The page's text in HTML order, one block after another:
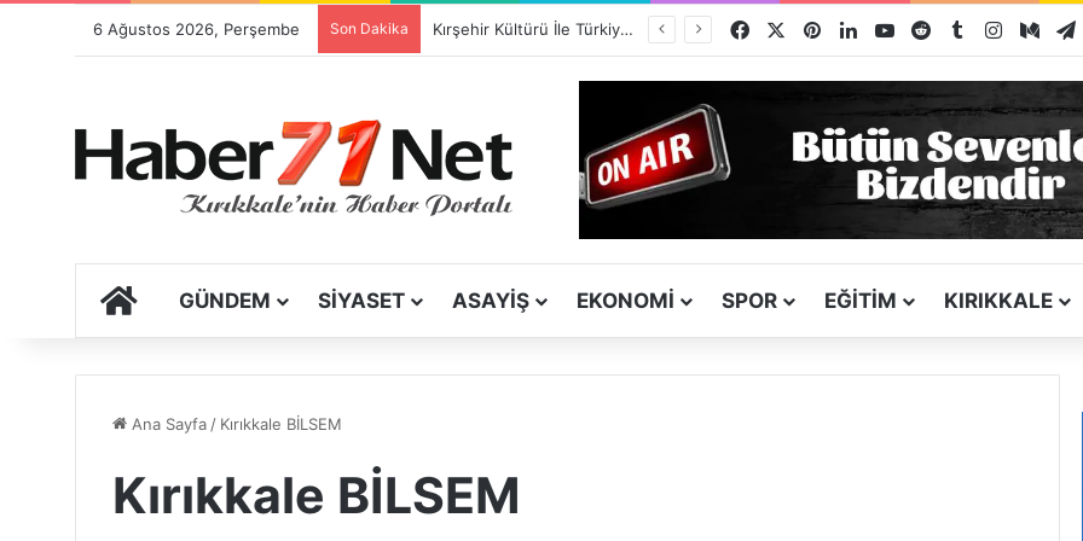
6 Ağustos 2026, Perşembe Son Dakika Kırşehir Kültürü İle Türkiyeye Ders Veriyor Kırıkkale İse Hala Seyrediyor !!! Facebook PinterestLinkedInYouTubeRedditTumblrInstagram
ANA SAYFA
GÜNDEM SIYASET ASAYIŞ EKONOMI SPOR EĞITIM KIRIKKALE
Ana Sayfa/ Kırıkkale BİLSEM
Kırıkkale BİLSEM